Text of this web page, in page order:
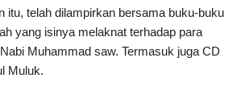
itu, telah dilampirkan bersama buku-buku
yang isinya melaknat terhadap para
Muhammad saw. Termasuk juga CD
Muluk.